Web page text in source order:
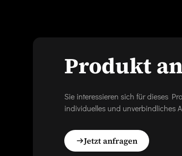
Produkt
Sie interessieren sich für dieses
individuelles und unverbindliches
Jetzt anfragen